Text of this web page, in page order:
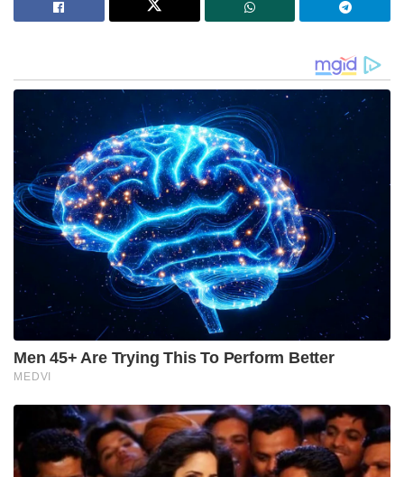
ബോർഡിന്റെ അധികാരത്തിന് തടസ്സമാകുമെന്നും
തമിഴ്‌നാട് മുഖ്യമന്ത്രി കൂട്ടിച്ചേർത്തു. രണ്ട്
അമുസ്ലിംകൾ സംസ്ഥാന വഖഫിന്റെ ഭാഗമാകണമെന്ന
ഭേദഗതി സർക്കാരിന് വഖഫ് സ്വത്തുക്കൾ
കൈക്കലാക്കാനുള്ള മാർഗമാണെന്ന് മുസ്ലീങ്ങൾ
ഭയപ്പെടുന്നുണ്ട്. മുസ്ലീം വികാരങ്ങളെ വ്രണപ്പെടുത്തുന്ന
ഈ തീരുമാനം കേന്ദ്രസർക്കാർ പിൻവലിക്കണം എന്ന്
ആവശ്യപ്പെട്ടതാണ് തമിഴ്നാട് നിയമസഭ പ്രമേയം
പാസാക്കുന്നത് എന്നും സ്റ്റാലിൻ അഭിപ്രായപ്പെട്ടു.
Tags: tamilnadu
waqf bill
Tamil Nadu passes resolution against Waqf Amendment Bill